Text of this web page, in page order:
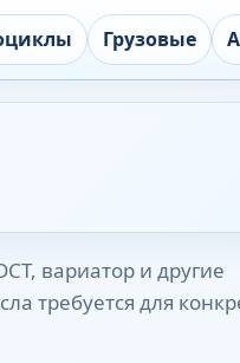
Грузовые
вариатор и другие
требуется для